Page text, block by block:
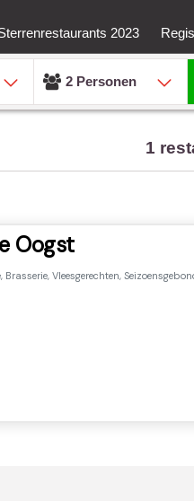
2023
2 Personen
1
Oogst
Vleesgerechten,